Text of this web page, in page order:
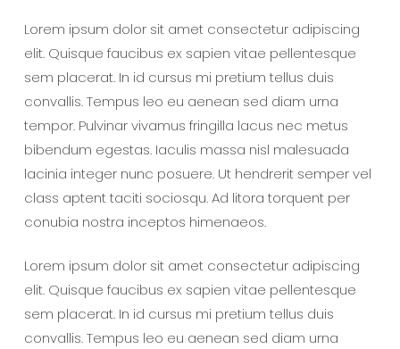
Lorem ipsum dolor sit amet consectetur adipiscing
elit. Quisque faucibus ex sapien vitae pellentesque
sem placerat. In id cursus mi pretium tellus duis
convallis. Tempus leo eu aenean sed diam urna
tempor. Pulvinar vivamus fringilla lacus nec metus
bibendum egestas. Iaculis massa nisl malesuada
lacinia integer nunc posuere. Ut hendrerit semper vel
class aptent taciti sociosqu. Ad litora torquent per
conubia nostra inceptos himenaeos.
Lorem ipsum dolor sit amet consectetur adipiscing
elit. Quisque faucibus ex sapien vitae pellentesque
sem placerat. In id cursus mi pretium tellus duis
convallis. Tempus leo eu aenean sed diam urna